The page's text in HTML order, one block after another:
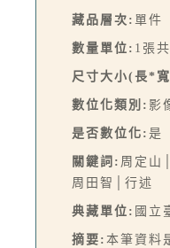
藏品層次: 單件
數量單位: 1張
尺寸大小(長*
數位化類別: 影
是否數位化: 是
關鍵詞: 周定山
周田智│行述
典藏單位: 國立
摘要: 本筆資料